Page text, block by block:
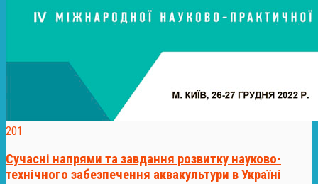
201
Сучасні напрями та завдання розвитку науково-
технічного забезпечення аквакультури в Україні